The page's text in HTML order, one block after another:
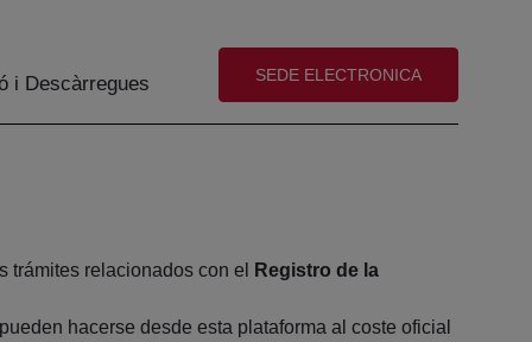
i Descàrregues (abre en nueva ventana)
SEDE ELECTRONICA
relacionados con el Registro de la
hacerse desde esta plataforma al coste oficial